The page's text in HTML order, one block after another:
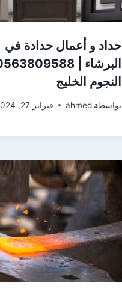
حداد و أعمال حدادة في
النجوم الخليج
بواسطة ahmed فبراير 27, 2024